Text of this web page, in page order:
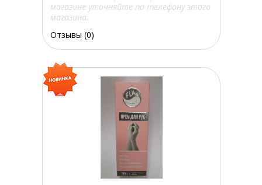
магазине уточняйте по телефону этого
магазина.
Отзывы (0)